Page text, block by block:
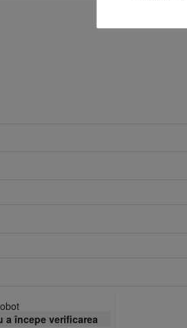
a începe verificarea